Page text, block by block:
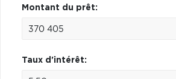
Montant du prêt:
Taux d'intérêt: